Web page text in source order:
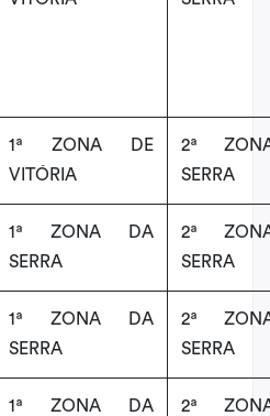
1ª ZONA DE
VITÓRIA
2ª
SERRA
1ª ZONA DA
SERRA
2ª
SERRA
1ª ZONA DA
SERRA
2ª
SERRA
1ª ZONA DA
2ª